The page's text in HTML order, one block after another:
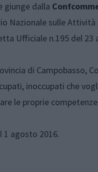
giunge dalla
Nazionale sulle Attività
Ufficiale n.195 del 23
di Campobasso,
inoccupati che
le proprie
1 agosto 2016.